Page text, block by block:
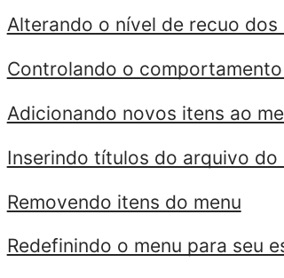
Alterando o nível de recuo dos
Controlando o
Adicionando novos itens ao
Inserindo títulos do arquivo do
Removendo itens do menu
Redefinindo o menu para seu